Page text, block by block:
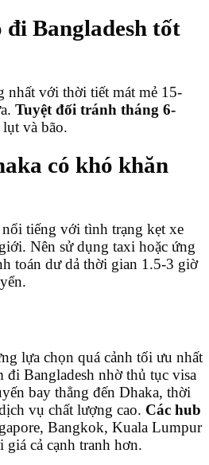
Bangladesh tốt
nhất với thời tiết mát mẻ 15-
Tuyệt đối tránh tháng 6-
và bão.
có khó khăn
tiếng với tình trạng kẹt xe
Nên sử dụng taxi hoặc ứng
toán dư dả thời gian 1.5-3 giờ
lựa chọn quá cảnh tối ưu nhất
đi Bangladesh nhờ thủ tục visa
bay thẳng đến Dhaka, thời
vụ chất lượng cao. Các hub
Bangkok, Kuala Lumpur
cả cạnh tranh hơn.